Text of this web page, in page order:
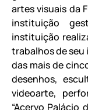
artes visuais da
instituição
instituição
trabalhos de
das mais de
desenhos,
videoarte,
“Acervo Palácio